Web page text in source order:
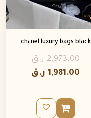
chanel luxury bags black
2,973.00 ر.ق
1,981.00 ر.ق